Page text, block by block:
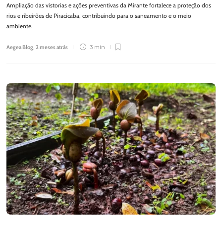
Ampliação das vistorias e ações preventivas da Mirante fortalece a proteção dos
rios e ribeirões de Piracicaba, contribuindo para o saneamento e o meio
ambiente.
Aegea Blog,2 meses atrás 3 min